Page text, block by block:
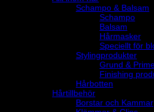
Schampo & Balsam
Schampo
Balsam
Hårmasker
Speciellt för
Stylingprodukter
Grund &
Finishing
Hårbotten
Hårtillbehör
Borstar och Kammar